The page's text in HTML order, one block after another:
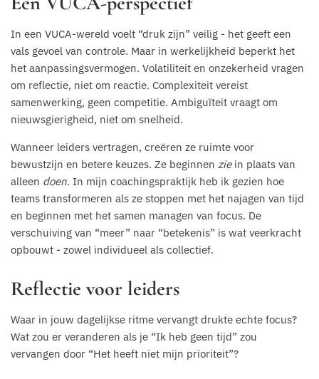
In een VUCA-wereld voelt “druk zijn” veilig - het geeft een
vals gevoel van controle. Maar in werkelijkheid beperkt het
het aanpassingsvermogen. Volatiliteit en onzekerheid vragen
om reflectie, niet om reactie. Complexiteit vereist
samenwerking, geen competitie. Ambiguïteit vraagt om
nieuwsgierigheid, niet om snelheid.
Wanneer leiders vertragen, creëren ze ruimte voor
bewustzijn en betere keuzes. Ze beginnen ziein plaats van
alleen doen. In mijn coachingspraktijk heb ik gezien hoe
teams transformeren als ze stoppen met het najagen van tijd
en beginnen met het samen managen van focus. De
verschuiving van “meer” naar “betekenis” is wat veerkracht
opbouwt - zowel individueel als collectief.
Reflectie voor leiders
Waar in jouw dagelijkse ritme vervangt drukte echte focus?
Wat zou er veranderen als je “Ik heb geen tijd” zou
vervangen door “Het heeft niet mijn prioriteit”?